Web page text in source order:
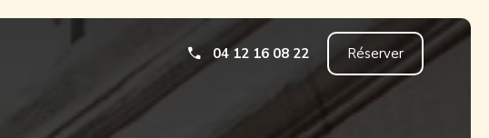
04 12 16 08 22 Réserver